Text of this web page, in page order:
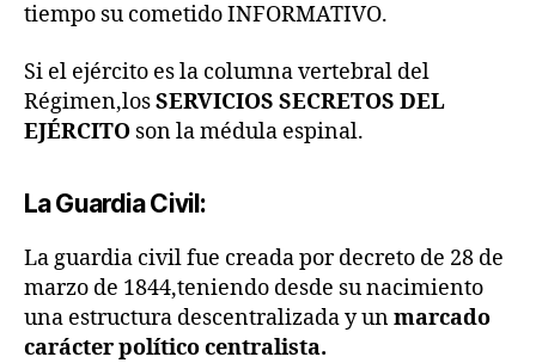
tiempo su cometido INFORMATIVO.
Si el ejército es la columna vertebral del
Régimen,losSERVICIOS SECRETOS DEL
EJÉRCITO son la médula espinal.
La Guardia Civil:
La guardia civil fue creada por decreto de 28 de
marzo de 1844,teniendo desde su nacimiento
una estructura descentralizada y unmarcado
carácter político centralista.